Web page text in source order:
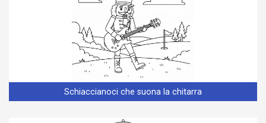
Schiaccianoci che suona la chitarra